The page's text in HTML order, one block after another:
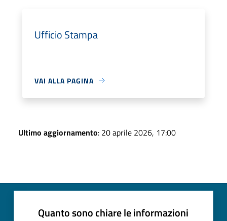
Ufficio Stampa
VAI ALLA PAGINA
Ultimo aggiornamento: 20 aprile 2026, 17:00
Quanto sono chiare le informazioni